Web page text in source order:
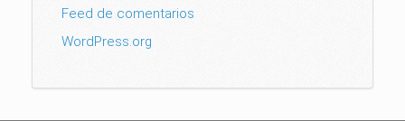
Feed de comentarios
WordPress.org